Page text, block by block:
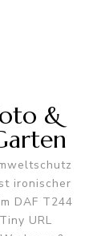
&
ironischer
DAF T244
URL